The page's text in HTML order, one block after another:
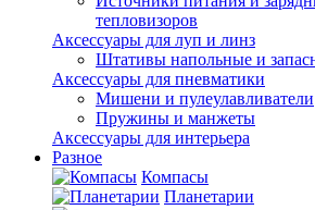
тепловизоров
Аксессуары для луп и линз
Штативы напольные и
Аксессуары для пневматики
Мишени и пулеулавливатели
Пружины и манжеты
Аксессуары для интерьера
Разное
Компасы
Планетарии